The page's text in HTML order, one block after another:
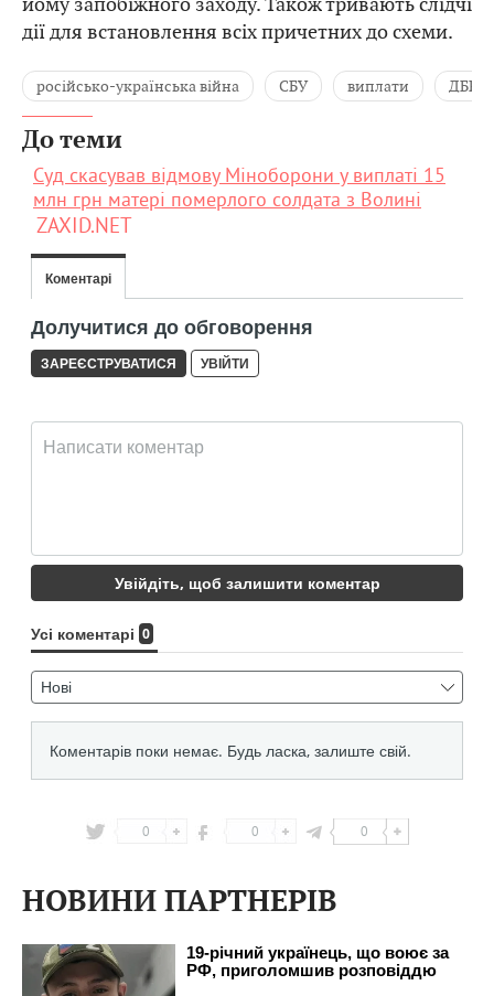
дії для встановлення всіх причетних до схеми.
російсько-українська війна СБУ виплати ДБР
До теми
Суд скасував відмову Міноборони у виплаті 15
млн грн матері померлого солдата з Волині
ZAXID.NET
0 0 0
НОВИНИ ПАРТНЕРІВ